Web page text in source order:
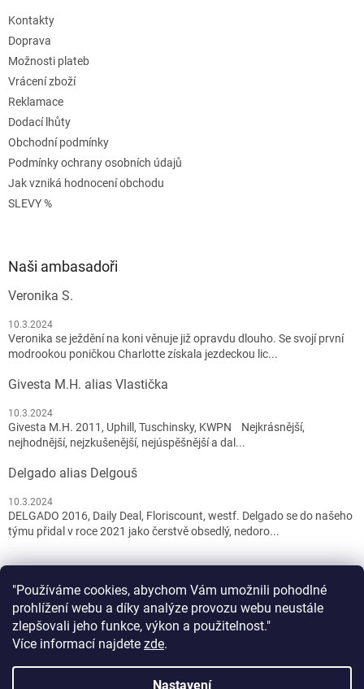
"Používáme cookies, abychom Vám umožnili pohodlné
prohlížení webu a díky analýze provozu webu neustále
zlepšovali jeho funkce, výkon a použitelnost."
Více informací najdete zde.
Nastavení
Kontakty
Doprava
Možnosti plateb
Vrácení zboží
Reklamace
Dodací lhůty
Obchodní podmínky
Podmínky ochrany osobních údajů
Jak vzniká hodnocení obchodu
SLEVY %
Naši ambasadoři
Veronika S.
10.3.2024
Veronika se ježdění na koni věnuje již opravdu dlouho. Se svojí první
modrookou poničkou Charlotte získala jezdeckou lic...
Givesta M.H. alias Vlastička
10.3.2024
Givesta M.H. 2011, Uphill, Tuschinsky, KWPN Nejkrásnější,
nejhodnější, nejzkušenější, nejúspěšnější a dal...
Delgado alias Delgouš
10.3.2024
DELGADO 2016, Daily Deal, Floriscount, westf. Delgado se do našeho
týmu přidal v roce 2021 jako čerstvě obsedlý, nedoro...